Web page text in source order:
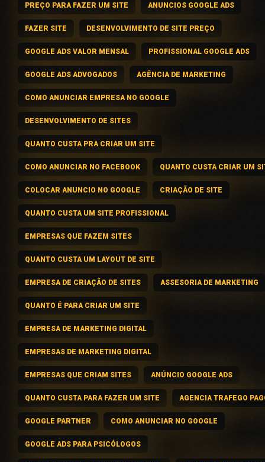
PREÇO PARA FAZER UM SITE ANUNCIOS GOOGLE ADS
FAZER SITE DESENVOLVIMENTO DE SITE PREÇO
GOOGLE ADS VALOR MENSAL PROFISSIONAL GOOGLE ADS
GOOGLE ADS ADVOGADOS AGÊNCIA DE MARKETING
COMO ANUNCIAR EMPRESA NO GOOGLE
DESENVOLVIMENTO DE SITES
QUANTO CUSTA PRA CRIAR UM SITE
COMO ANUNCIAR NO FACEBOOK QUANTO CUSTA CRIAR UM
COLOCAR ANUNCIO NO GOOGLE CRIAÇÃO DE SITE
QUANTO CUSTA UM SITE PROFISSIONAL
EMPRESAS QUE FAZEM SITES
QUANTO CUSTA UM LAYOUT DE SITE
EMPRESA DE CRIAÇÃO DE SITES ASSESORIA DE MARKETING
QUANTO É PARA CRIAR UM SITE
EMPRESA DE MARKETING DIGITAL
EMPRESAS DE MARKETING DIGITAL
EMPRESAS QUE CRIAM SITES ANÚNCIO GOOGLE ADS
QUANTO CUSTA PARA FAZER UM SITE AGENCIA TRAFEGO
GOOGLE PARTNER COMO ANUNCIAR NO GOOGLE
GOOGLE ADS PARA PSICÓLOGOS